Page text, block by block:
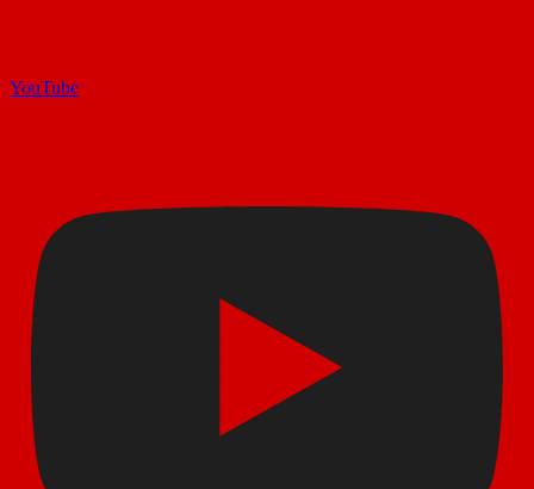
YouTube